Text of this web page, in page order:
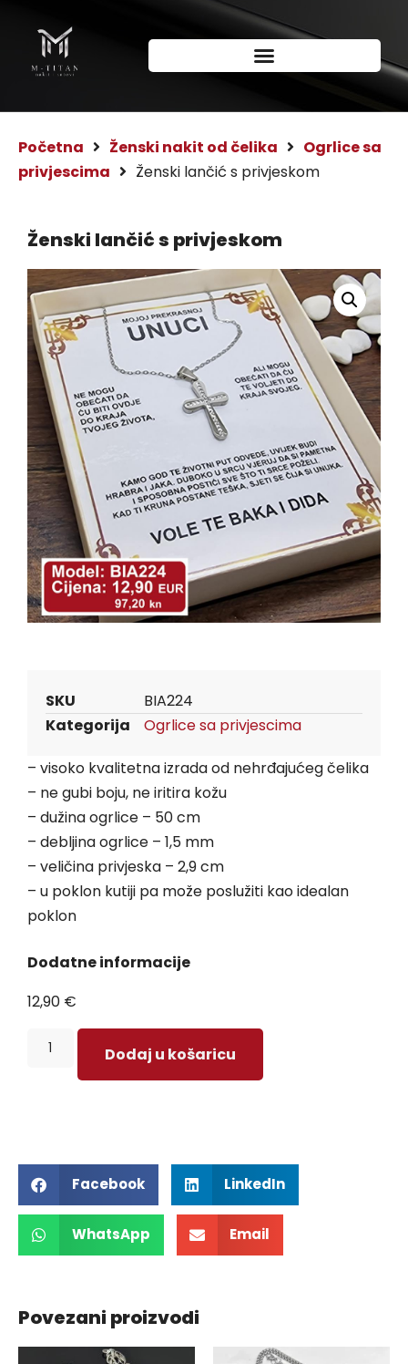
Početna Ženski nakit od čelika
Ogrlice sa
privjescima
Ženski lančić s privjeskom
Ženski lančić s privjeskom
SKU BIA224
Kategorija Ogrlice sa privjescima
– visoko kvalitetna izrada od nehrđajućeg čelika
– ne gubi boju, ne iritira kožu
– dužina ogrlice – 50 cm
– debljina ogrlice – 1,5 mm
– veličina privjeska – 2,9 cm
– u poklon kutiji pa može poslužiti kao idealan
poklon
Dodatne informacije
12,90 €
Dodaj u košaricu
Facebook LinkedIn
WhatsApp Email
Povezani proizvodi